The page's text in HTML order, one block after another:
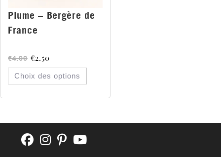
Plume – Bergère de
France
€4.99 €2.50
Choix des options